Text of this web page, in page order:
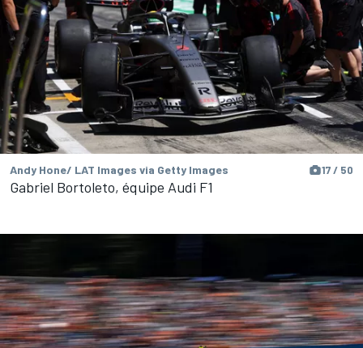
Andy Hone/ LAT Images via Getty Images 17 / 50
Gabriel Bortoleto, équipe Audi F1